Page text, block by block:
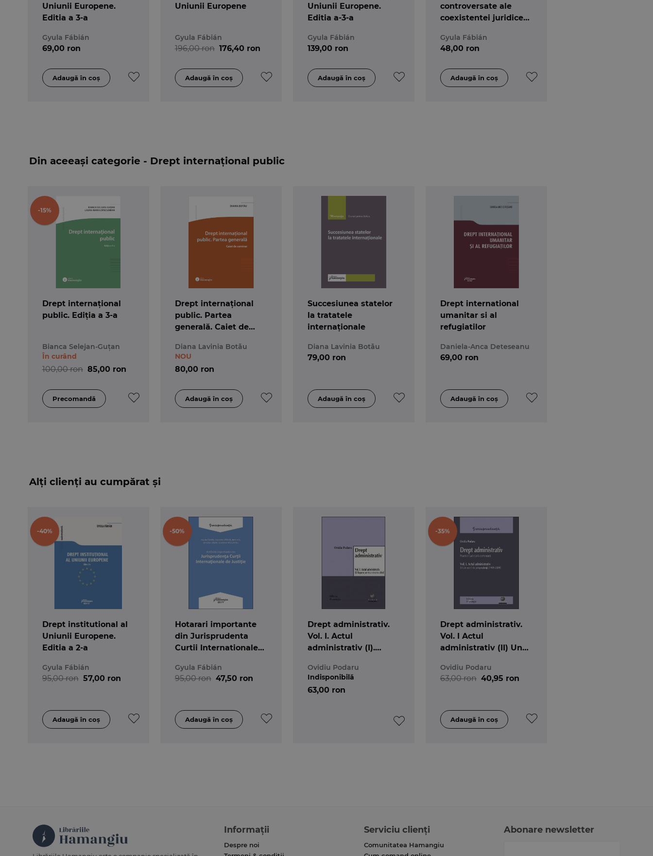
Uniunii Europene.
Editia a 3-a
Gyula Fábián
69,00 ron
Uniunii Europene
Gyula Fábián
196,00 ron 176,40 ron
Uniunii Europene.
Editia a-3-a
Gyula Fábián
139,00 ron
controversate ale
coexistentei juridice
minoritatea maghiara
in Romania
Gyula Fábián
48,00 ron
Din aceeași categorie - Drept internațional public
-15%
Drept internațional
public. Ediția a 3-a
Bianca Selejan-Guțan
100,00 ron 85,00 ron
În curând
Drept internațional
public. Partea
generală. Caiet de
Diana Lavinia Botău
80,00 ron
NOU
Succesiunea statelor
la tratatele
internaționale
Diana Lavinia Botău
79,00 ron
Drept international
umanitar si al
refugiatilor
Daniela-Anca Deteseanu
69,00 ron
Alți clienți au cumpărat și
-40%
Drept institutional al
Uniunii Europene.
Editia a 2-a
Gyula Fábián
95,00 ron 57,00 ron
-50%
Hotarari importante
din Jurisprudenta
Curtii Internationale
Gyula Fábián
95,00 ron 47,50 ron
Drept administrativ.
Vol. I. Actul
administrativ (I).
teorie altfel
Ovidiu Podaru
63,00 ron
Indisponibilă
-35%
Drept administrativ.
Vol. I Actul
administrativ (II) Un
(1909-2009). Practica
judiciara comentata
Ovidiu Podaru
63,00 ron 40,95 ron
Informații
Despre noi
Serviciu clienți
Comunitatea Hamangiu
Abonare newsletter